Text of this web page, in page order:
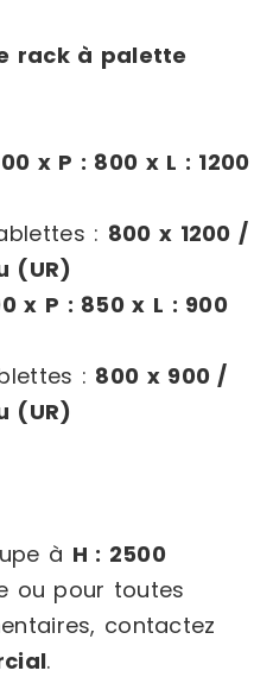
rack à palette
x P : 800 x L : 1200
: 800 x 1200 /
(UR)
x P : 850 x L : 900
: 800 x 900 /
(UR)
à H : 2500
ou pour toutes
contactez
.